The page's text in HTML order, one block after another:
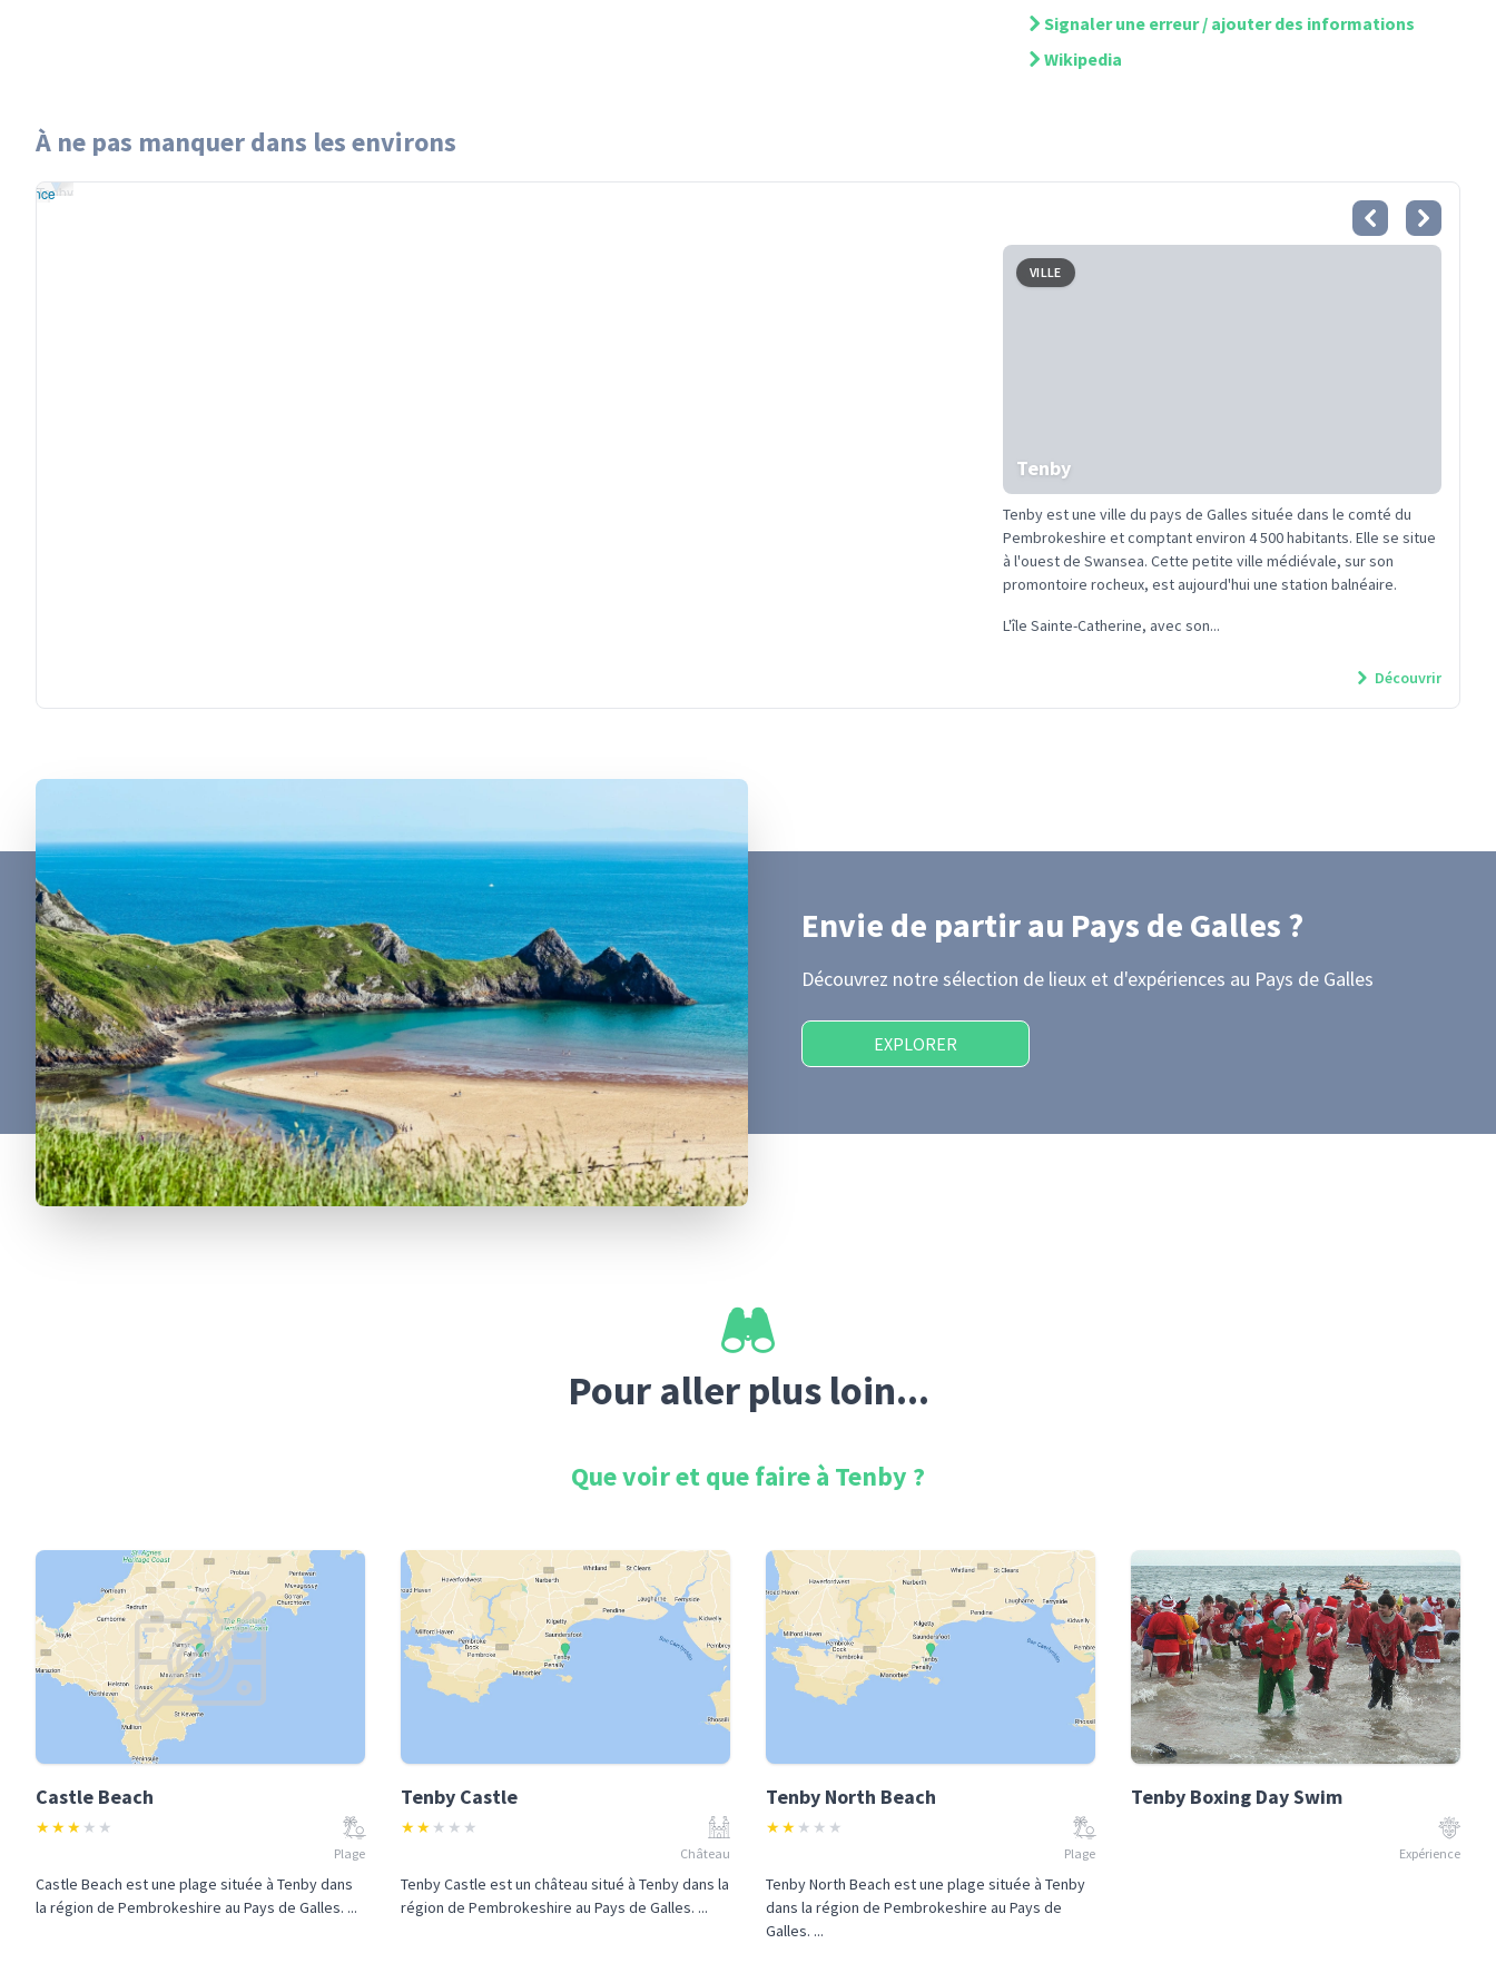
Signaler une erreur / ajouter des informations
Wikipedia
À ne pas manquer dans les environs
Tenby
©
FranceTenby
VILLE
Tenby
Tenby est une ville du pays de Galles située dans le comté du
Pembrokeshire et comptant environ 4 500 habitants. Elle se situe
à l'ouest de Swansea. Cette petite ville médiévale, sur son
promontoire rocheux, est aujourd'hui une station balnéaire.
L'île Sainte-Catherine, avec son...
Découvrir
Envie de partirau Pays de Galles ?
Découvrez notre sélection de lieux et d'expériences au Pays de Galles
EXPLORER
Pour aller plus loin...
Que voir et que faire à Tenby ?
Castle Beach
★★★ ★ ★
Plage
Castle Beach est une plage située à Tenby dans
la région de Pembrokeshire au Pays de Galles. ...
Tenby Castle
★★ ★ ★ ★
Château
Tenby Castle est un château situé à Tenby dans la
région de Pembrokeshire au Pays de Galles. ...
Tenby North Beach
★★ ★ ★ ★
Plage
Tenby North Beach est une plage située à Tenby
dans la région de Pembrokeshire au Pays de
Galles. ...
Tenby Boxing Day Swim
Expérience